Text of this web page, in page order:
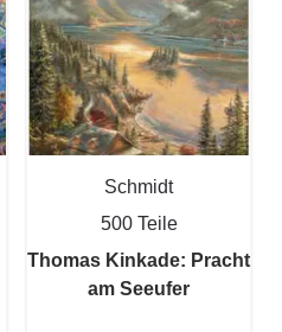
Schmidt
500 Teile
Thomas Kinkade: Pracht
am Seeufer